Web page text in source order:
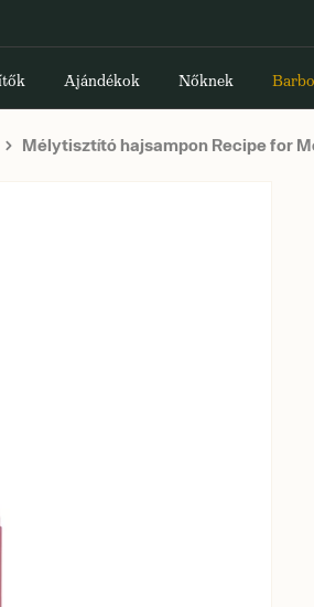
Ajándékok Nőknek
Mélytisztító hajsampon Recipe for